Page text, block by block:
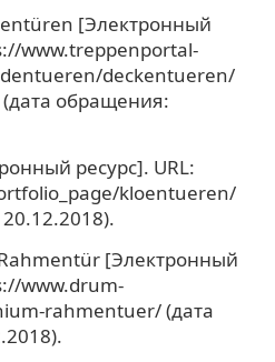
[Электронный
www.treppenportal-
deckentueren/
обращения:
ресурс]. URL:
kloentueren/
[Электронный
www.drum-
rahmentuer/ (дата